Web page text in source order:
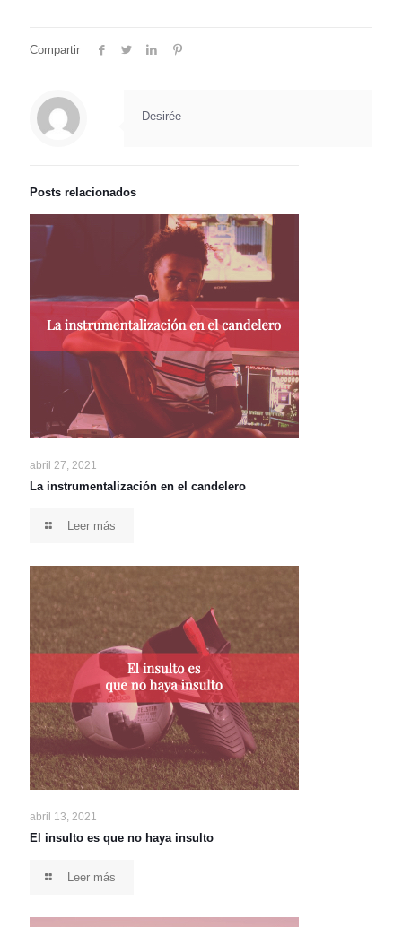
Compartir
Desirée
Posts relacionados
abril 27, 2021
La instrumentalización en el candelero
Leer más
abril 13, 2021
El insulto es que no haya insulto
Leer más